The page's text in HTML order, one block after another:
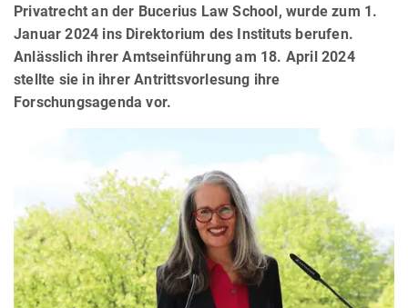
Privatrecht an der Bucerius Law School, wurde zum 1.
Januar 2024 ins Direktorium des Instituts berufen.
Anlässlich ihrer Amtseinführung am 18. April 2024
stellte sie in ihrer Antrittsvorlesung ihre
Forschungsagenda vor.